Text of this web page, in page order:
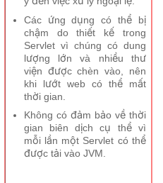
Các ứng dụng có thể bị
chậm do thiết kế trong
Servlet vì chúng có dung
lượng lớn và nhiều thư
viện được chèn vào, nên
khi lướt web có thể mất
thời gian.
Không có đảm bảo về thời
gian biên dịch cụ thể vì
mỗi lần một Servlet có thể
được tải vào JVM.